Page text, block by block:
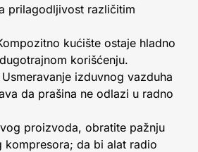
prilagodljivost različitim
kućište ostaje hladno
korišćenju.
Usmeravanje izduvnog vazduha
da prašina ne odlazi u radno
proizvoda, obratite pažnju
kompresora; da bi alat radio